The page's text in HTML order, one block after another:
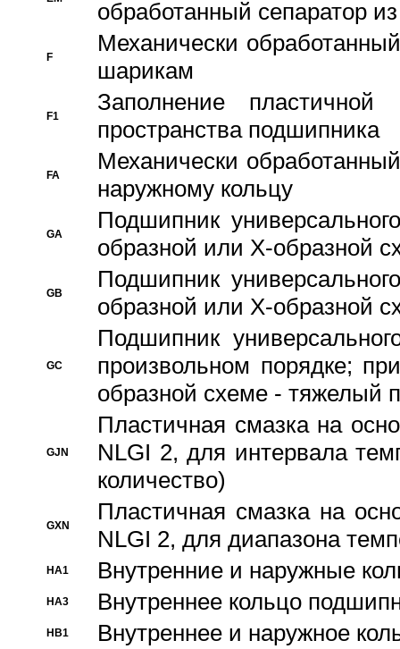
обработанный сепаратор
F
Механически
шарикам
F1
Заполнение
пространства подшипника
FA
Механически
наружному кольцу
GA
Подшипник
образной или Х-образной
GB
Подшипник
образной или Х-образной
GC
Подшипник
произвольном порядке;
образной схеме - тяжелый
GJN
Пластичная смазка на
NLGI 2, для интервала
количество)
GXN
Пластичная смазка на
NLGI 2, для диапазона
HA1 Внутренние и наружные
HA3 Bнутреннее кольцо
HB1 Bнутреннее и наружное